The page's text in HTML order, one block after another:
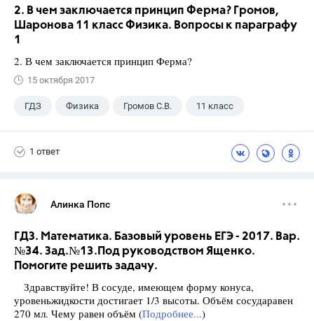
2. В чем заключается принцип Ферма? Громов,
Шаронова 11 класс Физика. Вопросы к параграфу
1
2. В чем заключается принцип Ферма?
15 октября 2017
ГДЗ Физика Громов С.В. 11 класс
1 ответ
Алинка Попс
ГДЗ. Математика. Базовый уровень ЕГЭ - 2017. Вар.
№34. Зад.№13.Под руководством Ященко.
Помогите решить задачу.
Здравствуйте! В сосуде, имеющем форму конуса,
уровеньжидкости достигает 1/3 высоты. Объём сосударавен
270 мл. Чему равен объём (Подробнее...)